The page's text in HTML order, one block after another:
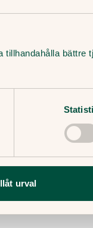
bättre
urval
vid djup
eller